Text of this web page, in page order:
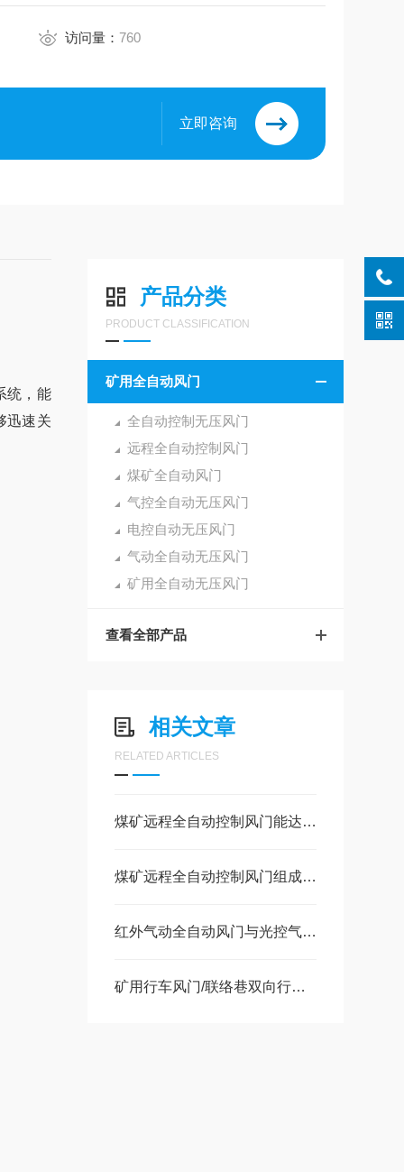
访问量： 760
立即咨询
产品分类
PRODUCT CLASSIFICATION
矿用全自动风门
全自动控制无压风门
远程全自动控制风门
煤矿全自动风门
气控全自动无压风门
电控自动无压风门
气动全自动无压风门
矿用全自动无压风门
查看全部产品
相关文章
RELATED ARTICLES
煤矿远程全自动控制风门能达到地面监控自动风门吗
煤矿远程全自动控制风门组成及工作原理
红外气动全自动风门与光控气动全自动风门应急按钮的作用
矿用行车风门/联络巷双向行车风门种类与选购指南
统，能
迅速关